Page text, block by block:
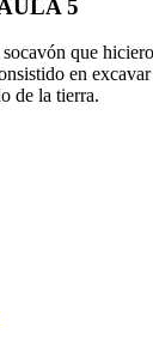
5
que
en
de la tierra.